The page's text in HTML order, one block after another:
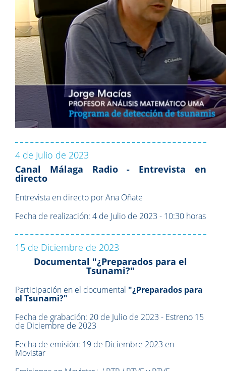
4 de Julio de 2023
Canal Málaga Radio - Entrevista en
directo
Entrevista en directo por Ana Oñate
Fecha de realización: 4 de Julio de 2023 - 10:30 horas
15 de Diciembre de 2023
Documental "¿Preparados para el
Tsunami?"
Participación en el documental "¿Preparados para
el Tsunami?"
Fecha de grabación: 20 de Julio de 2023 - Estreno 15
de Diciembre de 2023
Fecha de emisión: 19 de Diciembre 2023 en
Movistar